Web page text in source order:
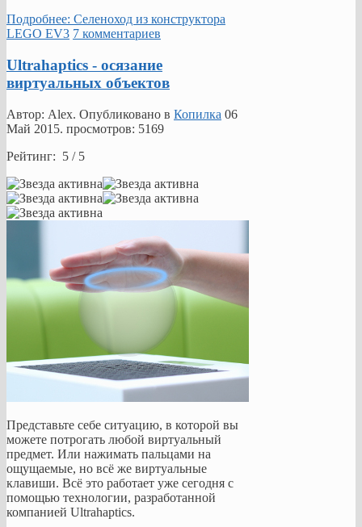
Подробнее: Селеноход из конструктора
LEGO EV3 7 комментариев
Ultrahaptics - осязание
виртуальных объектов
Автор: Alex. Опубликовано в Копилка 06
Май 2015. просмотров: 5169
Рейтинг: 5 / 5
Представьте себе ситуацию, в которой вы
можете потрогать любой виртуальный
предмет. Или нажимать пальцами на
ощущаемые, но всё же виртуальные
клавиши. Всё это работает уже сегодня с
помощью технологии, разработанной
компанией Ultrahaptics.